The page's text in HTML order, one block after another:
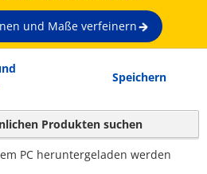
und Maße verfeinern
Speichern
Produkten suchen
PC heruntergeladen werden